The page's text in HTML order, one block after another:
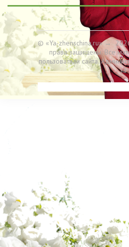
© «Ya-zhenschina.ru»→
права защищены. Все
пользоватили сайта.
за